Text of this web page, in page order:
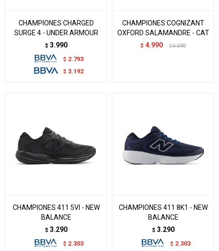
CHAMPIONES CHARGED
SURGE 4 - UNDER ARMOUR
$ 3.990
$ 2.793
$ 3.192
CHAMPIONES COGNIZANT
OXFORD SALAMANDRE - CAT
$ 4.990 $ 6.590
CHAMPIONES 411 5VI - NEW
BALANCE
$ 3.290
$ 2.303
CHAMPIONES 411 8K1 - NEW
BALANCE
$ 3.290
$ 2.303